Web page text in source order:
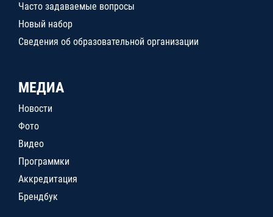
Часто задаваемые вопросы
Новый набор
Сведения об образовательной организации
МЕДИА
Новости
Фото
Видео
Программки
Аккредитация
Брендбук